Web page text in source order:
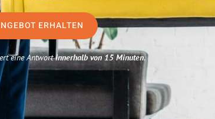
ERHALTEN
eine Antwortinnerhalb von 15 Minuten.